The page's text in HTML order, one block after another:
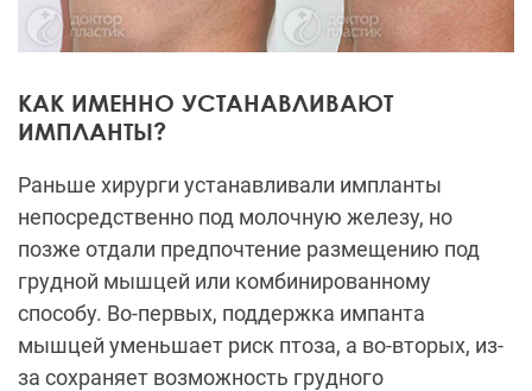
КАК ИМЕННО УСТАНАВЛИВАЮТ
ИМПЛАНТЫ?
Раньше хирурги устанавливали импланты
непосредственно под молочную железу, но
позже отдали предпочтение размещению под
грудной мышцей или комбинированному
способу. Во-первых, поддержка импанта
мышцей уменьшает риск птоза, а во-вторых, из-
за сохраняет возможность грудного